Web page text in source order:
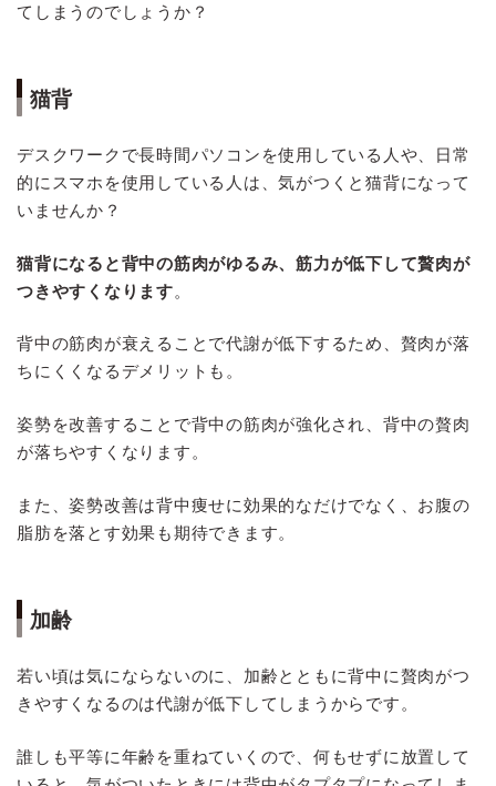
てしまうのでしょうか？
猫背
デスクワークで長時間パソコンを使用している人や、日常
的にスマホを使用している人は、気がつくと猫背になって
いませんか？
猫背になると背中の筋肉がゆるみ、筋力が低下して贅肉が
つきやすくなります。
背中の筋肉が衰えることで代謝が低下するため、贅肉が落
ちにくくなるデメリットも。
姿勢を改善することで背中の筋肉が強化され、背中の贅肉
が落ちやすくなります。
また、姿勢改善は背中痩せに効果的なだけでなく、お腹の
脂肪を落とす効果も期待できます。
加齢
若い頃は気にならないのに、加齢とともに背中に贅肉がつ
きやすくなるのは代謝が低下してしまうからです。
誰しも平等に年齢を重ねていくので、何もせずに放置して